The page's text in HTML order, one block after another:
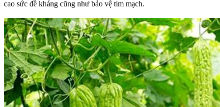
cao sức đề kháng cũng như bảo vệ tim mạch.